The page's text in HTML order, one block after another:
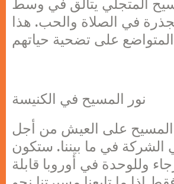
المتجلي يتألق في وسط
في الصلاة والحب. هذا
نور المسيح في الكنيسة
المسيح على العيش من أجل
الشركة في ما بيننا. ستكون
وللوحدة في أوروبا قابلة